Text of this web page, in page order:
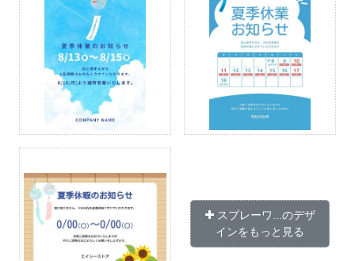
スプレーワ...のデザ
インをもっと見る